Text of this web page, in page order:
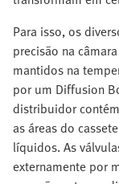
Para isso, os
precisão na
mantidos na
por um Diffusion
distribuidor
as áreas do
líquidos. As
externamente por